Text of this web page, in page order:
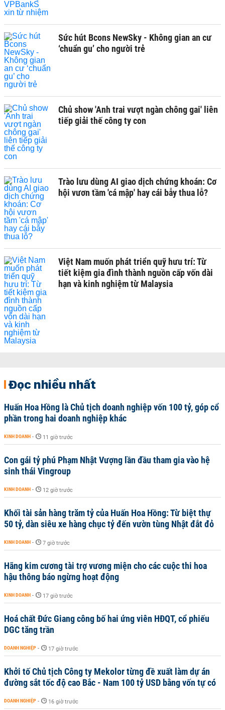
Sức hút Bcons NewSky - Không gian an cư
‘chuẩn gu’ cho người trẻ
Chủ show 'Anh trai vượt ngàn chông gai' liên
tiếp giải thế công ty con
Trào lưu dùng AI giao dịch chứng khoán: Cơ
hội vươn tầm 'cá mập' hay cái bẫy thua lỗ?
Việt Nam muốn phát triển quỹ hưu trí: Từ
tiết kiệm gia đình thành nguồn cấp vốn dài
hạn và kinh nghiệm từ Malaysia
Đọc nhiều nhất
Huấn Hoa Hồng là Chủ tịch doanh nghiệp vốn 100 tỷ, góp cổ
phần trong hai doanh nghiệp khác
KINH DOANH - 11 giờ trước
Con gái tỷ phú Phạm Nhật Vượng lần đầu tham gia vào hệ
sinh thái Vingroup
KINH DOANH - 12 giờ trước
Khối tài sản hàng trăm tỷ của Huấn Hoa Hồng: Từ biệt thự
50 tỷ, dàn siêu xe hàng chục tỷ đến vườn tùng Nhật đắt đỏ
KINH DOANH - 7 giờ trước
Hãng kim cương tài trợ vương miện cho các cuộc thi hoa
hậu thông báo ngừng hoạt động
KINH DOANH - 17 giờ trước
Hoá chất Đức Giang công bố hai ứng viên HĐQT, cổ phiếu
DGC tăng trần
DOANH NGHIỆP - 17 giờ trước
Khởi tố Chủ tịch Công ty Mekolor từng đề xuất làm dự án
đường sắt tốc độ cao Bắc - Nam 100 tỷ USD bằng vốn tự có
DOANH NGHIỆP - 16 giờ trước